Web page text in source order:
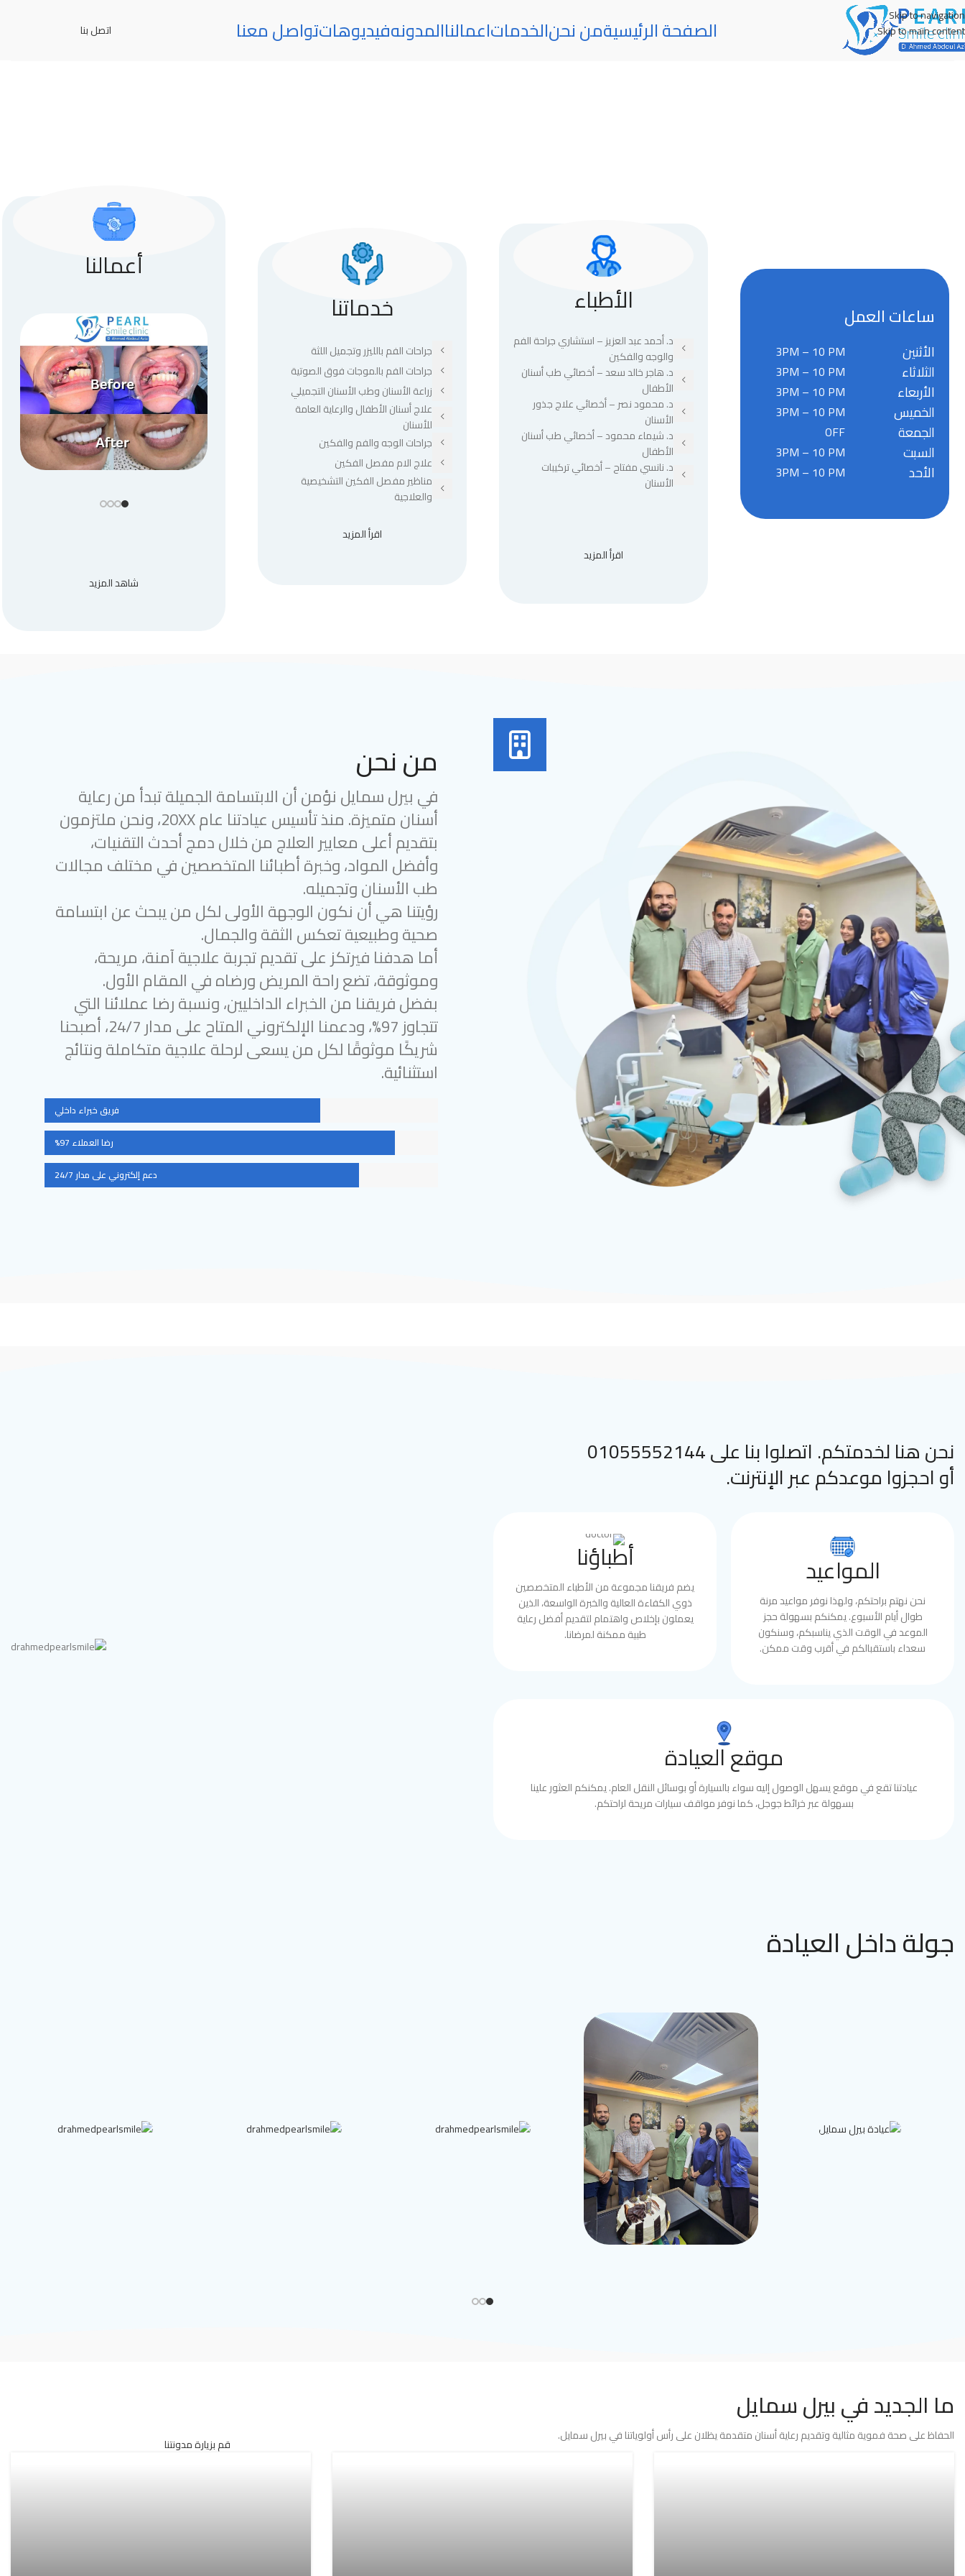
Skip to navigation
Skip to main content
الصفحة الرئيسيةمن نحنالخدماتاعمالناالمدونهفيديوهاتتواصل معنا اتصل بنا
ساعات العمل
3PM – 10 PM الأثنين
3PM – 10 PM الثلاثاء
3PM – 10 PM الأربعاء
3PM – 10 PM الخميس
OFF الجمعة
3PM – 10 PM السبت
3PM – 10 PM الأحد
الأطباء
د. أحمد عبد العزيز – استشاري جراحة الفم
والوجه والفكين
د. هاجر خالد سعد – أخصائي طب أسنان
الأطفال
د. محمود نصر – أخصائي علاج جذور
الأسنان
د. شيماء محمود – أخصائي طب أسنان
الأطفال
د. نانسي مفتاح – أخصائي تركيبات
الأسنان
اقرأ المزيد
خدماتنا
جراحات الفم بالليزر وتجميل اللثة
جراحات الفم بالموجات فوق الصوتية
زراعة الأسنان وطب الأسنان التجميلي
علاج أسنان الأطفال والرعاية العامة
للأسنان
جراحات الوجه والفم والفكين
علاج الام مفصل الفكين
مناظير مفصل الفكين التشخيصية
والعلاجية
اقرأ المزيد
أعمالنا
شاهد المزيد
من نحن
في بيرل سمايل نؤمن أن الابتسامة الجميلة تبدأ من رعاية
أسنان متميزة. منذ تأسيس عيادتنا عام 20XX، ونحن ملتزمون
بتقديم أعلى معايير العلاج من خلال دمج أحدث التقنيات،
وأفضل المواد، وخبرة أطبائنا المتخصصين في مختلف مجالات
طب الأسنان وتجميله.
رؤيتنا هي أن نكون الوجهة الأولى لكل من يبحث عن ابتسامة
صحية وطبيعية تعكس الثقة والجمال.
أما هدفنا فيرتكز على تقديم تجربة علاجية آمنة، مريحة،
وموثوقة، تضع راحة المريض ورضاه في المقام الأول.
بفضل فريقنا من الخبراء الداخليين، ونسبة رضا عملائنا التي
تتجاوز 97%، ودعمنا الإلكتروني المتاح على مدار 24/7، أصبحنا
شريكًا موثوقًا لكل من يسعى لرحلة علاجية متكاملة ونتائج
استثنائية.
فريق خبراء داخلي
رضا العملاء 97%
دعم إلكتروني على مدار 24/7
نحن هنا لخدمتكم. اتصلوا بنا على 01055552144
أو احجزوا موعدكم عبر الإنترنت.
أطباؤنا
يضم فريقنا مجموعة من الأطباء المتخصصين
ذوي الكفاءة العالية والخبرة الواسعة، الذين
يعملون بإخلاص واهتمام لتقديم أفضل رعاية
طبية ممكنة لمرضانا.
المواعيد
نحن نهتم براحتكم، ولهذا نوفر مواعيد مرنة
طوال أيام الأسبوع. يمكنكم بسهولة حجز
الموعد في الوقت الذي يناسبكم، وسنكون
سعداء باستقبالكم في أقرب وقت ممكن.
موقع العيادة
عيادتنا تقع في موقع يسهل الوصول إليه سواء بالسيارة أو بوسائل النقل العام. يمكنكم العثور علينا
بسهولة عبر خرائط جوجل، كما نوفر مواقف سيارات مريحة لراحتكم.
جولة داخل العيادة
قم بزيارة مدونتنا
ما الجديد في بيرل سمايل
الحفاظ على صحة فموية مثالية وتقديم رعاية أسنان متقدمة يظلان على رأس أولوياتنا في بيرل سمايل.